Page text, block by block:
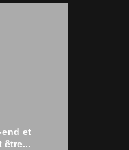
end et
être...